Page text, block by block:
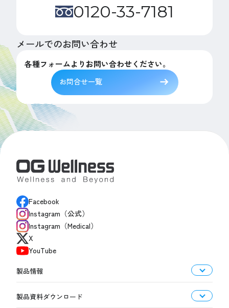
0120-33-7181
メールでのお問い合わせ
各種フォームよりお問い合わせください。
お問合せ一覧
Facebook
Instagram（公式）
Instagram（Medical）
X
YouTube
製品情報
製品資料ダウンロード